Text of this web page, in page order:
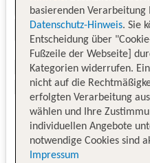
basierenden
Datenschutz-Hinweis. Sie
Entscheidung über
Fußzeile der Webseite]
Kategorien widerrufen.
nicht auf die
erfolgten Verarbeitung
wählen und Ihre
individuellen Angebote
notwendige Cookies sind
Impressum